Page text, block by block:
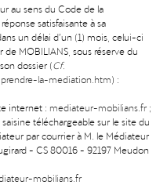
au sens du Code de la
satisfaisante à sa
un délai d’un (1) mois, celui-ci
MOBILIANS, sous réserve du
dossier (Cf.
la-mediation.htm) :
internet : mediateur-mobilians.fr ;
téléchargeable sur le site du
par courrier à M. le Médiateur
- CS 80016 - 92197 Meudon
mobilians.fr